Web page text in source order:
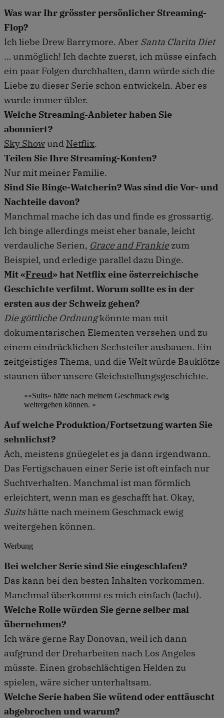
Was war Ihr grösster persönlicher Streaming-
Flop?
Ich liebe Drew Barrymore. Aber Santa Clarita Diet
… unmöglich! Ich dachte zuerst, ich müsse einfach
ein paar Folgen durchhalten, dann würde sich die
Liebe zu dieser Serie schon entwickeln. Aber es
wurde immer übler.
Welche Streaming-Anbieter haben Sie
abonniert?
Sky Showund Netflix.
Teilen Sie Ihre Streaming-Konten?
Nur mit meiner Familie.
Sind Sie Binge-Watcherin? Was sind die Vor- und
Nachteile davon?
Manchmal mache ich das und finde es grossartig.
Ich binge allerdings meist eher banale, leicht
verdauliche Serien, Grace and Frankiezum
Beispiel, und erledige parallel dazu Dinge.
Mit «Freud» hat Netflix eine österreichische
Geschichte verfilmt. Worum sollte es in der
ersten aus der Schweiz gehen?
Die göttliche Ordnungkönnte man mit
dokumentarischen Elementen versehen und zu
einem eindrücklichen Sechsteiler ausbauen. Ein
zeitgeistiges Thema, und die Welt würde Bauklötze
staunen über unsere Gleichstellungsgeschichte.
««Suits» hätte nach meinem Geschmack ewig
weitergehen können. »
Auf welche Produktion/Fortsetzung warten Sie
sehnlichst?
Ach, meistens gnüegelet es ja dann irgendwann.
Das Fertigschauen einer Serie ist oft einfach nur
Suchtverhalten. Manchmal ist man förmlich
erleichtert, wenn man es geschafft hat. Okay,
Suitshätte nach meinem Geschmack ewig
weitergehen können.
Werbung
Bei welcher Serie sind Sie eingeschlafen?
Das kann bei den besten Inhalten vorkommen.
Manchmal überkommt es mich einfach (lacht).
Welche Rolle würden Sie gerne selber mal
übernehmen?
Ich wäre gerne Ray Donovan, weil ich dann
aufgrund der Dreharbeiten nach Los Angeles
müsste. Einen grobschlächtigen Helden zu
spielen, wäre sicher unterhaltsam.
Welche Serie haben Sie wütend oder enttäuscht
abgebrochen und warum?